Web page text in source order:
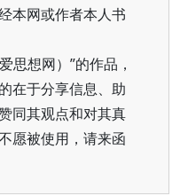
本网或作者本人书
思想网）”的作品，
在于分享信息、助
同其观点和对其真
愿被使用，请来函